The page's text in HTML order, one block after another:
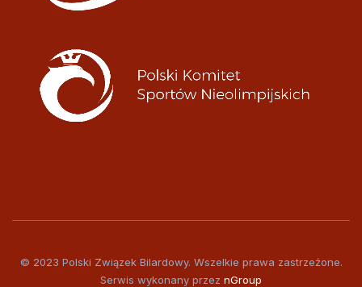
© 2023 Polski Związek Bilardowy. Wszelkie prawa zastrzeżone.
Serwis wykonany przez nGroup